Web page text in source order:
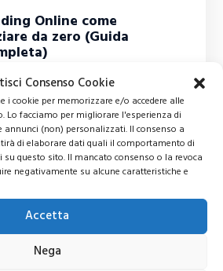
Consenso Cookie
i cookie per memorizzare e/o accedere alle
Lo facciamo per migliorare l'esperienza di
(non) personalizzati. Il consenso a
di elaborare dati quali il comportamento di
questo sito. Il mancato consenso o la revoca
negativamente su alcune caratteristiche e
Accetta
Nega
Online come
da zero (Guida
Recensione -
- Opinioni sul
CFD
commissioni:…